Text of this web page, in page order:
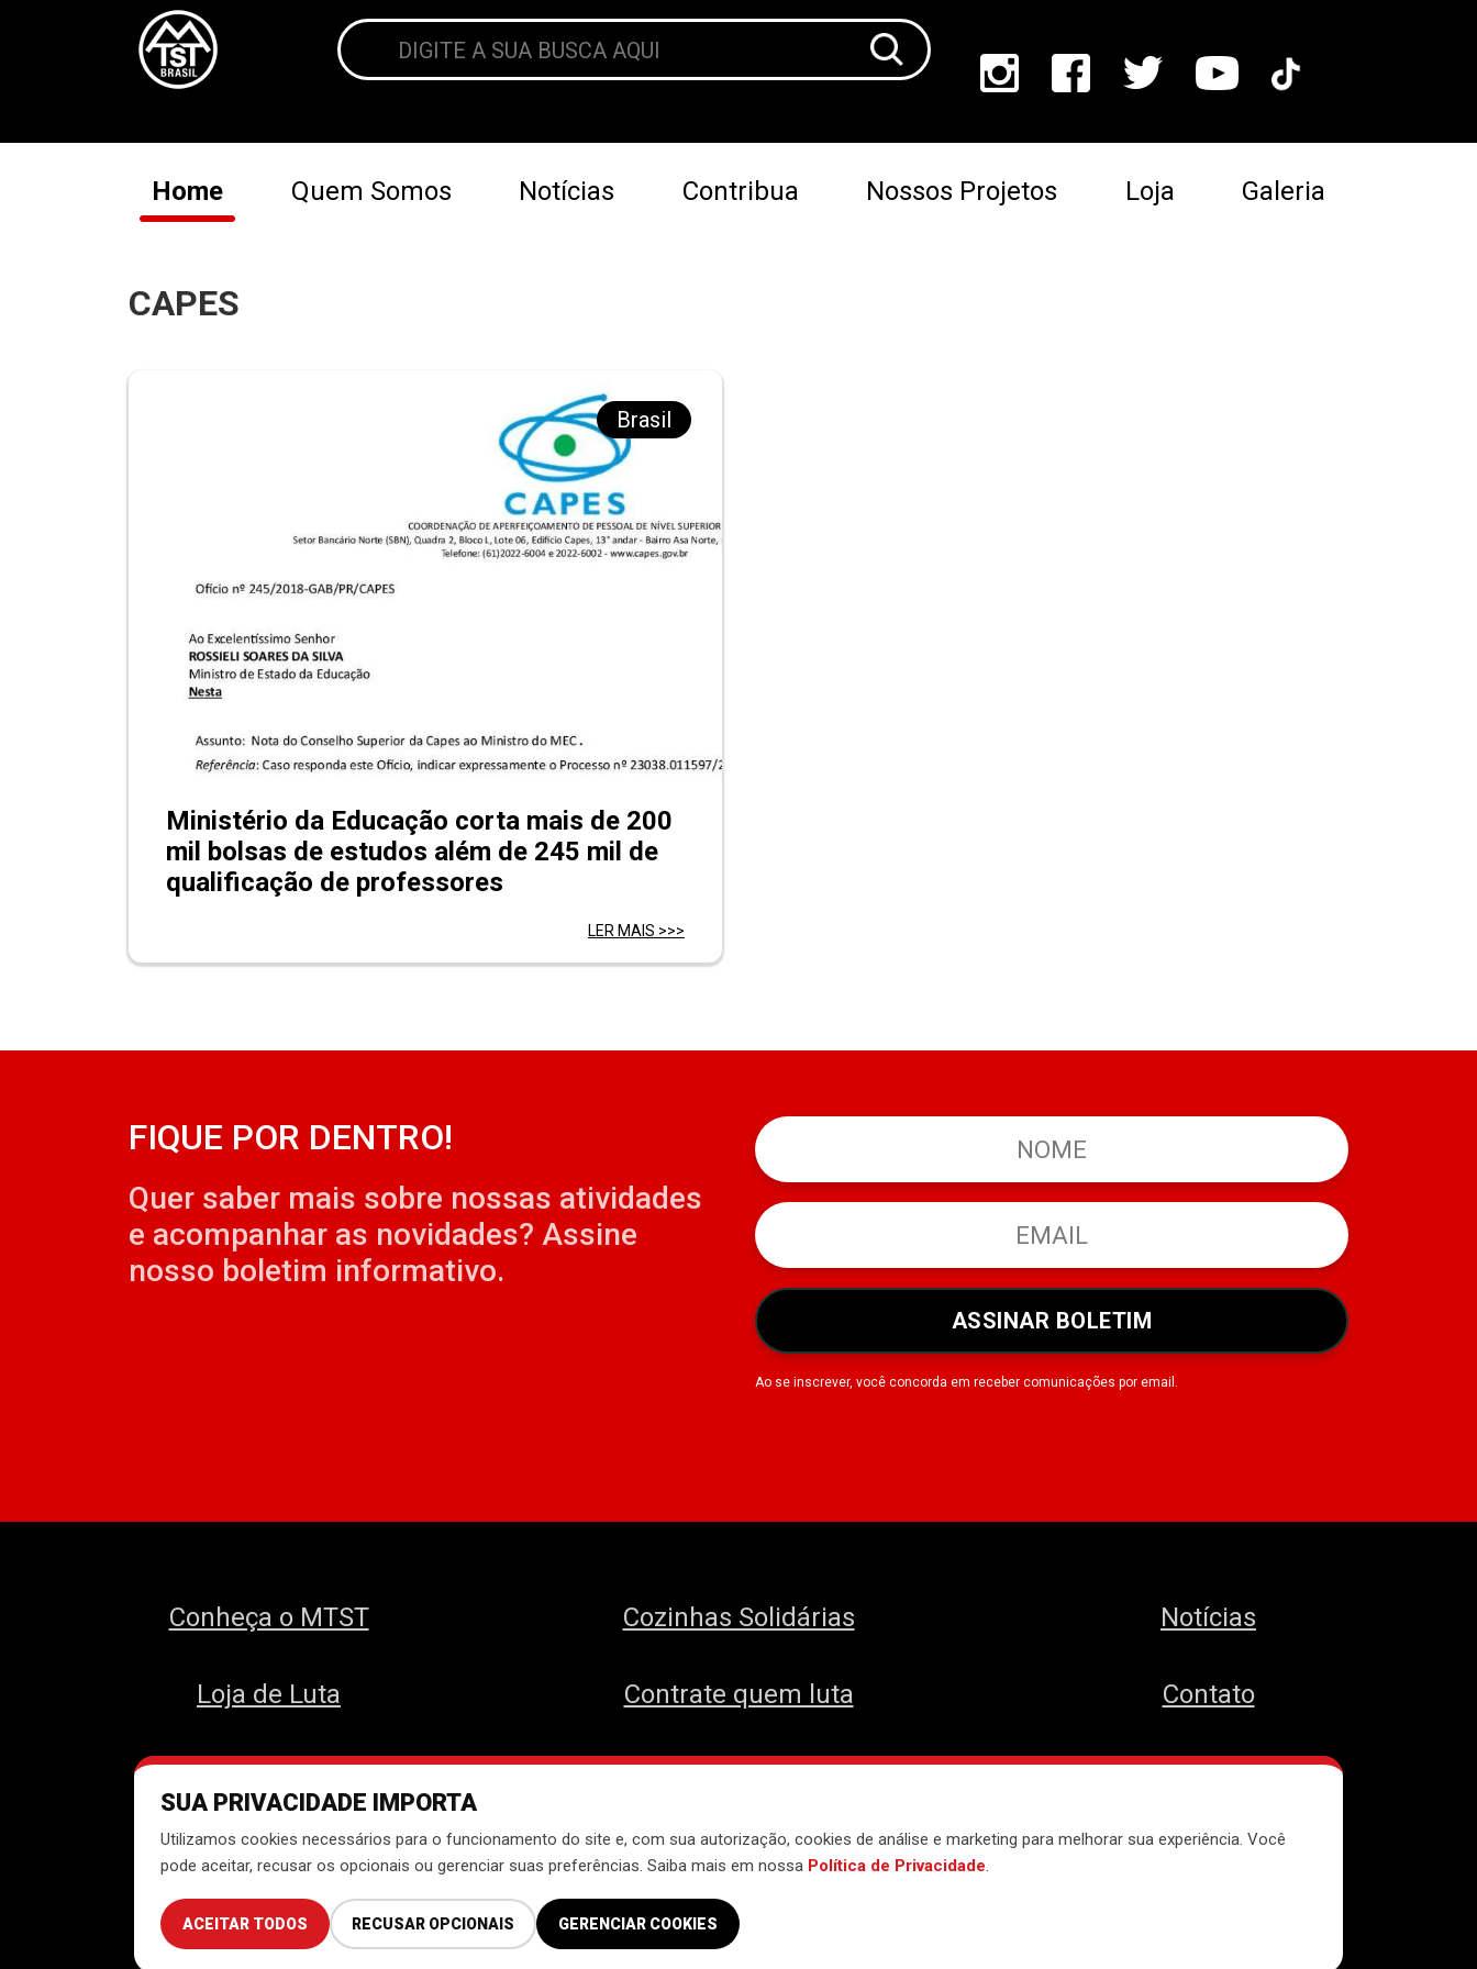
Home Quem Somos Notícias Contribua Nossos Projetos Loja Galeria
CAPES
Brasil
Ministério da Educação corta mais de 200
mil bolsas de estudos além de 245 mil de
qualificação de professores
LER MAIS >>>
SUA PRIVACIDADE IMPORTA
Utilizamos cookies necessários para o funcionamento do site e, com sua autorização, cookies de análise e marketing para melhorar sua experiência. Você
pode aceitar, recusar os opcionais ou gerenciar suas preferências. Saiba mais em nossa Política de Privacidade.
ACEITAR TODOS RECUSAR OPCIONAIS GERENCIAR COOKIES
FIQUE POR DENTRO!
Quer saber mais sobre nossas atividades
e acompanhar as novidades? Assine
nosso boletim informativo.
ASSINAR BOLETIM
Ao se inscrever, você concorda em receber comunicações por email.
Conheça o MTST
Loja de Luta
Cozinhas Solidárias
Contrate quem luta
Notícias
Contato
Desenvolvido pelo
Política de Privacidade